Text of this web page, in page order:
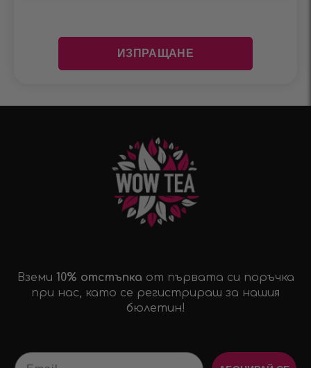
Вземи 10% отстъпка от първата си поръчка
при нас, като се регистрираш за нашия
бюлетин!
Email